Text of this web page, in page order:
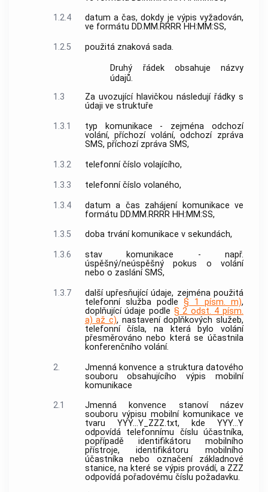
1.2.4
datum a čas, dokdy je výpis vyžadován,
ve formátu DD.MM.RRRR HH:MM:SS,
1.2.5
použitá znaková sada.
Druhý řádek obsahuje názvy
údajů.
1.3
Za uvozující hlavičkou následují řádky s
údaji ve struktuře
1.3.1
typ komunikace - zejména odchozí
volání, příchozí volání, odchozí zpráva
SMS, příchozí zprávaSMS,
1.3.2
telefonní číslo volajícího,
1.3.3
telefonní číslo volaného,
1.3.4
datum a čas zahájení komunikace ve
formátu DD.MM.RRRR HH:MM:SS,
1.3.5
doba trvání komunikace v sekundách,
1.3.6
stav komunikace - např.
úspěšný/neúspěšný pokus o volání
nebo o zaslání SMS,
1.3.7
další upřesňující údaje, zejména použitá
telefonní službapodle § 1 písm. m),
doplňující údaje podle § 2 odst. 4 písm.
a) až c), nastavení doplňkových služeb,
telefonní čísla, na která bylovolání
přesměrováno nebo která se účastnila
konferenčního volání.
2.
Jmenná konvence a struktura datového
souboru obsahujícího výpis mobilní
komunikace
2.1
Jmenná konvence stanoví název
souboru výpisu mobilní komunikace ve
tvaru YYY...Y_ZZZ.txt, kde YYY...Y
odpovídá telefonnímu číslu účastníka,
popřípadě identifikátoru mobilního
přístroje, identifikátoru mobilního
účastníka nebo označení základnové
stanice, na které se výpis provádí, a ZZZ
odpovídá pořadovému číslu požadavku.